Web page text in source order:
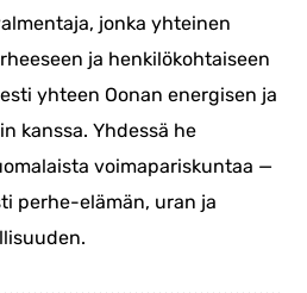
jonka yhteinen
ja henkilökohtaiseen
yhteen Oonan energisen ja
kanssa. Yhdessä he
voimapariskuntaa —
perhe-elämän, uran ja